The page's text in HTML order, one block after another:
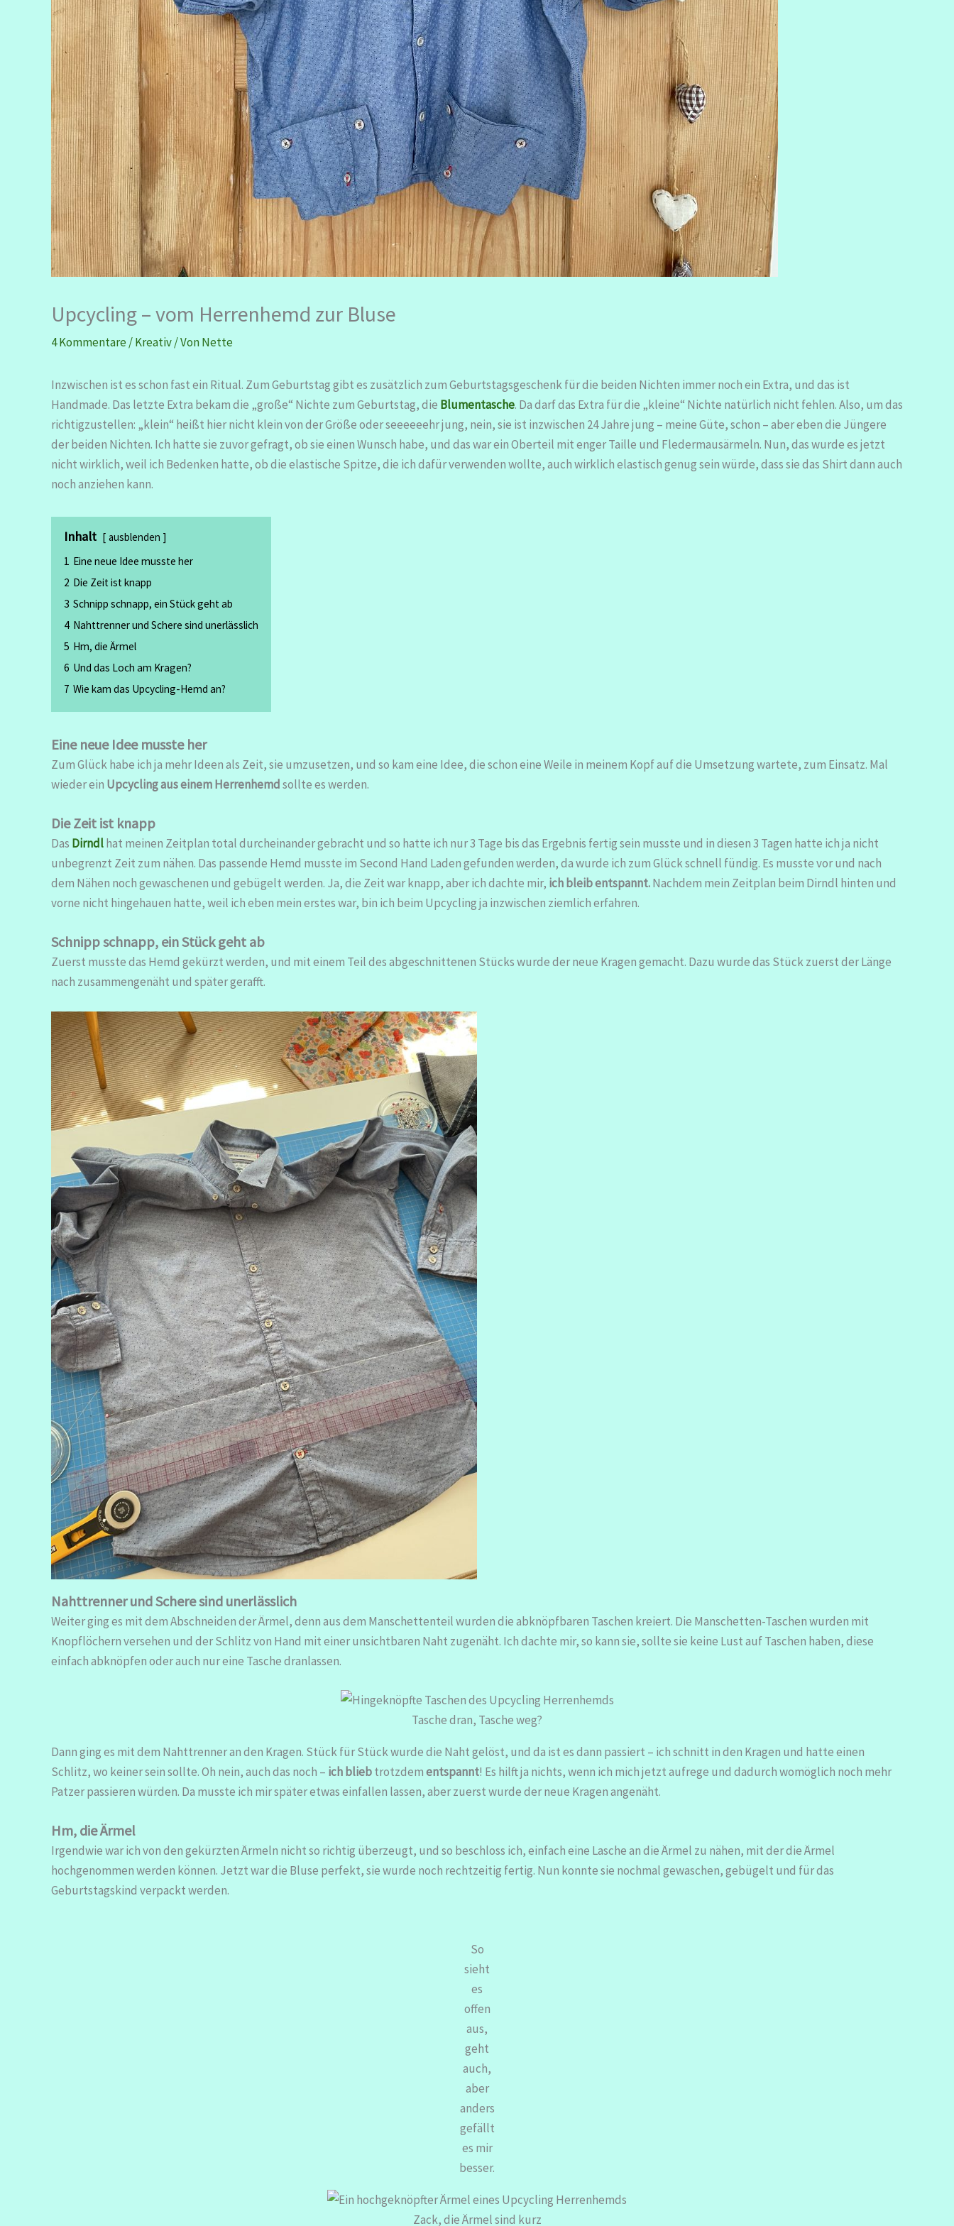
Upcycling – vom Herrenhemd zur Bluse
4 Kommentare/Kreativ/ VonNette
Inzwischen ist es schon fast ein Ritual. Zum Geburtstag gibt es zusätzlich zum Geburtstagsgeschenk für die beiden Nichten immer noch ein Extra, und das ist
Handmade. Das letzte Extra bekam die „große“ Nichte zum Geburtstag, die Blumentasche. Da darf das Extra für die „kleine“ Nichte natürlich nicht fehlen. Also, um das
richtigzustellen: „klein“ heißt hier nicht klein von der Größe oder seeeeeehr jung, nein, sie ist inzwischen 24 Jahre jung – meine Güte, schon – aber eben die Jüngere
der beiden Nichten. Ich hatte sie zuvor gefragt, ob sie einen Wunsch habe, und das war ein Oberteil mit enger Taille und Fledermausärmeln. Nun, das wurde es jetzt
nicht wirklich, weil ich Bedenken hatte, ob die elastische Spitze, die ich dafür verwenden wollte, auch wirklich elastisch genug sein würde, dass sie das Shirt dann auch
noch anziehen kann.
Inhalt
ausblenden
1 Eine neue Idee musste her
2 Die Zeit ist knapp
3 Schnipp schnapp, ein Stück geht ab
4 Nahttrenner und Schere sind unerlässlich
5 Hm, die Ärmel
6 Und das Loch am Kragen?
7 Wie kam das Upcycling-Hemd an?
Eine neue Idee musste her
Zum Glück habe ich ja mehr Ideen als Zeit, sie umzusetzen, und so kam eine Idee, die schon eine Weile in meinem Kopf auf die Umsetzung wartete, zum Einsatz. Mal
wieder ein Upcycling aus einem Herrenhemdsollte es werden.
Die Zeit ist knapp
Das Dirndlhat meinen Zeitplan total durcheinander gebracht und so hatte ich nur 3 Tage bis das Ergebnis fertig sein musste und in diesen 3 Tagen hatte ich ja nicht
unbegrenzt Zeit zum nähen. Das passende Hemd musste im Second Hand Laden gefunden werden, da wurde ich zum Glück schnell fündig. Es musste vor und nach
dem Nähen noch gewaschenen und gebügelt werden. Ja, die Zeit war knapp, aber ich dachte mir, ich bleib entspannt.Nachdem mein Zeitplan beim Dirndl hinten und
vorne nicht hingehauen hatte, weil ich eben mein erstes war, bin ich beim Upcycling ja inzwischen ziemlich erfahren.
Schnipp schnapp, ein Stück geht ab
Zuerst musste das Hemd gekürzt werden, und mit einem Teil des abgeschnittenen Stücks wurde der neue Kragen gemacht. Dazu wurde das Stück zuerst der Länge
nach zusammengenäht und später gerafft.
Nahttrenner und Schere sind unerlässlich
Weiter ging es mit dem Abschneiden der Ärmel, denn aus dem Manschettenteil wurden die abknöpfbaren Taschen kreiert. Die Manschetten-Taschen wurden mit
Knopflöchern versehen und der Schlitz von Hand mit einer unsichtbaren Naht zugenäht. Ich dachte mir, so kann sie, sollte sie keine Lust auf Taschen haben, diese
einfach abknöpfen oder auch nur eine Tasche dranlassen.
Tasche dran, Tasche weg?
Dann ging es mit dem Nahttrenner an den Kragen. Stück für Stück wurde die Naht gelöst, und da ist es dann passiert – ich schnitt in den Kragen und hatte einen
Schlitz, wo keiner sein sollte. Oh nein, auch das noch – ich bliebtrotzdementspannt! Es hilft ja nichts, wenn ich mich jetzt aufrege und dadurch womöglich noch mehr
Patzer passieren würden. Da musste ich mir später etwas einfallen lassen, aber zuerst wurde der neue Kragen angenäht.
Hm, die Ärmel
Irgendwie war ich von den gekürzten Ärmeln nicht so richtig überzeugt, und so beschloss ich, einfach eine Lasche an die Ärmel zu nähen, mit der die Ärmel
hochgenommen werden können. Jetzt war die Bluse perfekt, sie wurde noch rechtzeitig fertig. Nun konnte sie nochmal gewaschen, gebügelt und für das
Geburtstagskind verpackt werden.
So
sieht
es
offen
aus,
geht
auch,
aber
anders
gefällt
es mir
besser.
Zack, die Ärmel sind kurz